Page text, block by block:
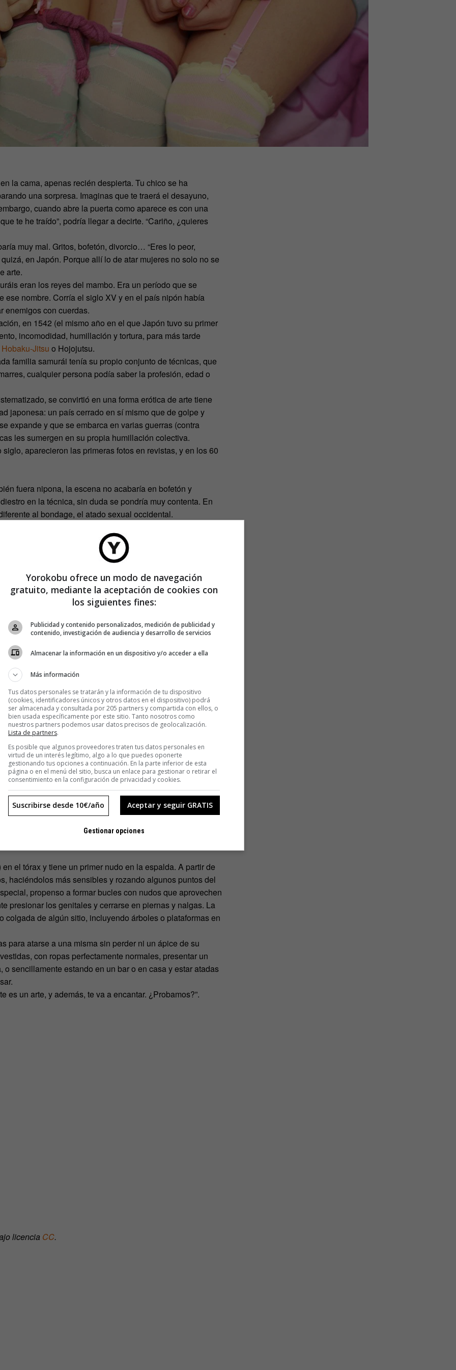
la cama, apenas recién despierta. Tu chico se ha
una sorpresa. Imaginas que te traerá el desayuno,
cuando abre la puerta como aparece es con una
te he traído”, podría llegar a decirte. “Cariño, ¿quieres
muy mal. Gritos, bofetón, divorcio… “Eres lo peor,
en Japón. Porque allí lo de atar mujeres no solo no se
arte.
eran los reyes del mambo. Era un período que se
ese nombre. Corría el siglo XV y en el país nipón había
enemigos con cuerdas.
en 1542 (el mismo año en el que Japón tuvo su primer
incomodidad, humillación y tortura, para más tarde
Hobaku-Jitsu o Hojojutsu.
familia samurái tenía su propio conjunto de técnicas, que
cualquier persona podía saber la profesión, edad o
se convirtió en una forma erótica de arte tiene
japonesa: un país cerrado en sí mismo que de golpe y
expande y que se embarca en varias guerras (contra
les sumergen en su propia humillación colectiva.
aparecieron las primeras fotos en revistas, y en los 60
fuera nipona, la escena no acabaría en bofetón y
en la técnica, sin duda se pondría muy contenta. En
al bondage, el atado sexual occidental.
humillación como parte del juego erótico
de arte en el que el conjunto formado por el maestro
y el espacio que los circundan tienen una enorme
técnica pueden ser de una belleza espectacular y
en su país, sino que gozan de prestigio internacional. El
largamente conocido, cuyo trabajo se expone en
dudarían ni un momento en ponerse en sus manos si se
es solo visual. Su técnica, precisa y compleja, incluye la
una importancia energética. Es decir, que la persona
al verse involucradas una cantidad de zonas
el tórax y tiene un primer nudo en la espalda. A partir de
haciéndolos más sensibles y rozando algunos puntos del
propenso a formar bucles con nudos que aprovechen
presionar los genitales y cerrarse en piernas y nalgas. La
colgada de algún sitio, incluyendo árboles o plataformas en
para atarse a una misma sin perder ni un ápice de su
con ropas perfectamente normales, presentar un
sencillamente estando en un bar o en casa y estar atadas
es un arte, y además, te va a encantar. ¿Probamos?”.
licencia CC.
Yorokobu ofrece un modo de navegación
gratuito, mediante la aceptación de cookies con
los siguientes fines:
Publicidad y contenido personalizados, medición de publicidad y
contenido, investigación de audiencia y desarrollo de servicios
Almacenar la información en un dispositivo y/o acceder a ella
Más información
Tus datos personales se tratarán y la información de tu dispositivo
(cookies, identificadores únicos y otros datos en el dispositivo) podrá
ser almacenada y consultada por 205 partners y compartida con ellos, o
bien usada específicamente por este sitio. Tanto nosotros como
nuestros partners podemos usar datos precisos de geolocalización.
Lista de partners.
Es posible que algunos proveedores traten tus datos personales en
virtud de un interés legítimo, algo a lo que puedes oponerte
gestionando tus opciones a continuación. En la parte inferior de esta
página o en el menú del sitio, busca un enlace para gestionar o retirar el
consentimiento en la configuración de privacidad y cookies.
Aceptar y seguir GRATIS
Suscribirse desde 10€/año
Gestionar opciones